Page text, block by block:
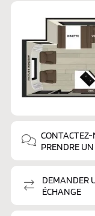
PRENDRE
DEMANDER
ÉCHANGE